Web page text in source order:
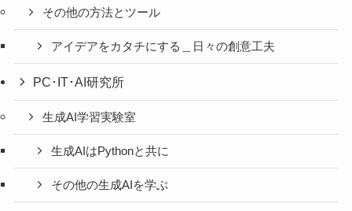
その他の方法とツール
アイデアをカタチにする＿日々の創意工夫
PC･IT･AI研究所
生成AI学習実験室
生成AIはPythonと共に
その他の生成AIを学ぶ